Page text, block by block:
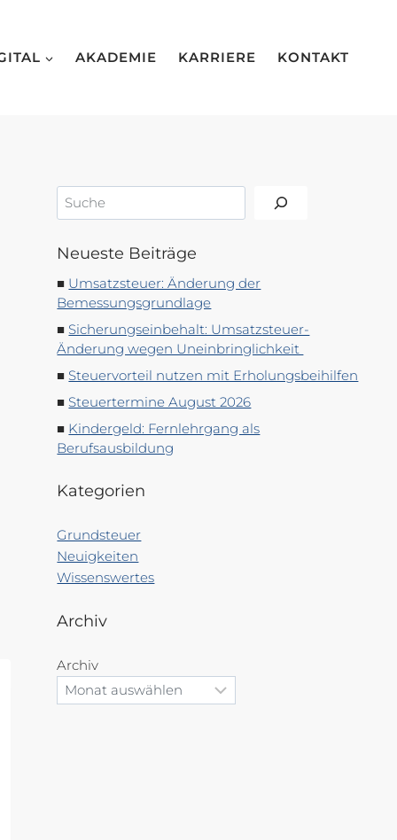
AKADEMIE KARRIERE KONTAKT
Suchen
Neueste Beiträge
Umsatzsteuer: Änderung der
Bemessungsgrundlage
Sicherungseinbehalt: Umsatzsteuer-
Änderung wegen Uneinbringlichkeit
Steuervorteil nutzen mit Erholungsbeihilfen
Steuertermine August 2026
Kindergeld: Fernlehrgang als
Berufsausbildung
Kategorien
Grundsteuer
Neuigkeiten
Wissenswertes
Archiv
Archiv